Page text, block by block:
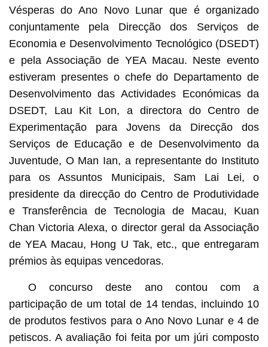
Vésperas do Ano Novo Lunar que é organizado
conjuntamente pela Direcção dos Serviços de
Economia e Desenvolvimento Tecnológico (DSEDT)
e pela Associação de YEA Macau. Neste evento
estiveram presentes o chefe do Departamento de
Desenvolvimento das Actividades Económicas da
DSEDT, Lau Kit Lon, a directora do Centro de
Experimentação para Jovens da Direcção dos
Serviços de Educação e de Desenvolvimento da
Juventude, O Man Ian, a representante do Instituto
para os Assuntos Municipais, Sam Lai Lei, o
presidente da direcção do Centro de Produtividade
e Transferência de Tecnologia de Macau, Kuan
Chan Victoria Alexa, o director geral da Associação
de YEA Macau, Hong U Tak, etc., que entregaram
prémios às equipas vencedoras.
O concurso deste ano contou com a
participação de um total de 14 tendas, incluindo 10
de produtos festivos para o Ano Novo Lunar e 4 de
petiscos. A avaliação foi feita por um júri composto